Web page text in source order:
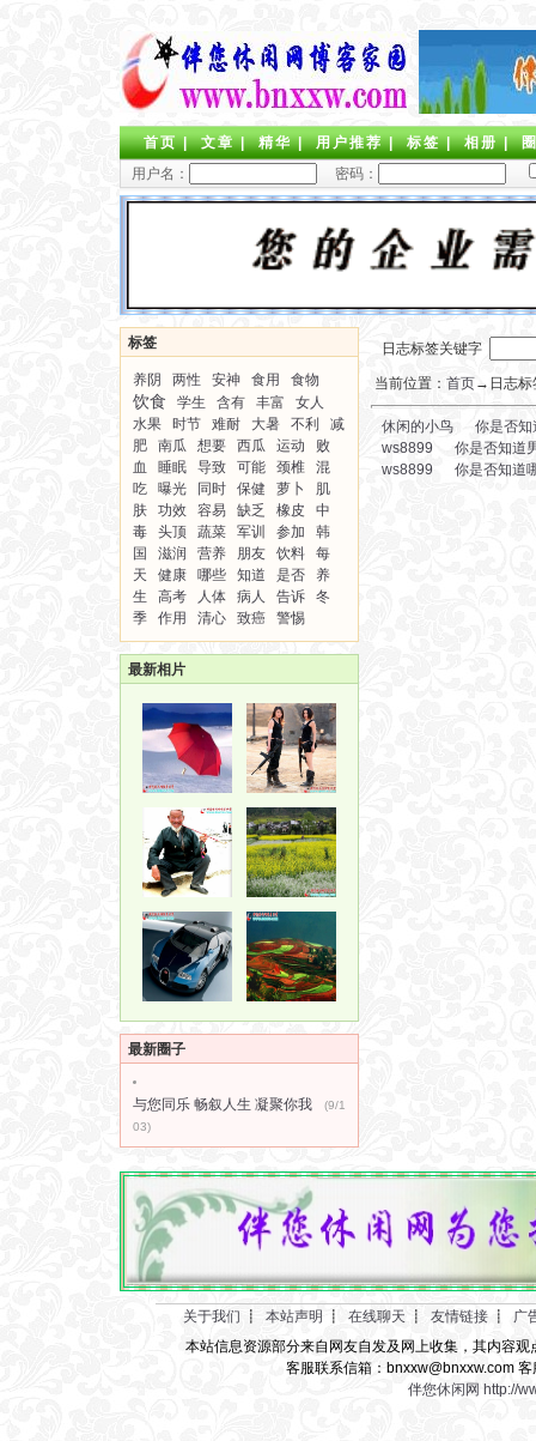
首页|文章|精华|用户推荐|标签|相册|
用户名：
密码：
标签
养阴 两性 安神 食用 食物
饮食 学生 含有 丰富
女人
水果
时节 难耐 大暑 不利
减
肥
南瓜 想要 西瓜 运动
败
血
睡眠 导致 可能 颈椎
混
吃
曝光 同时 保健 萝卜
肌
肤
功效 容易 缺乏 橡皮
中
毒
头顶 蔬菜 军训 参加
韩
国
滋润 营养 朋友 饮料
每
天
健康 哪些 知道 是否
养
生
高考 人体 病人 告诉
冬
季
作用 清心 致癌 警惕
最新相片
最新圈子
与您同乐 畅叙人生 凝聚你我
(9/1
03)
日志标签关键字
当前位置： 首页→日志标
休闲的小鸟
你是否知
ws8899
你是否知道
ws8899
你是否知道
关于我们 ┋ 本站声明 ┋ 在线聊天 ┋ 友情链接 ┋
广
本站信息资源部分来自网友自发及网上收集，其内容
客服联系信箱：bnxxw@bnxxw.com
伴您休闲网 http://